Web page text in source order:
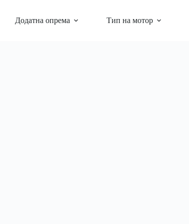
Додатна опрема Тип на мотор